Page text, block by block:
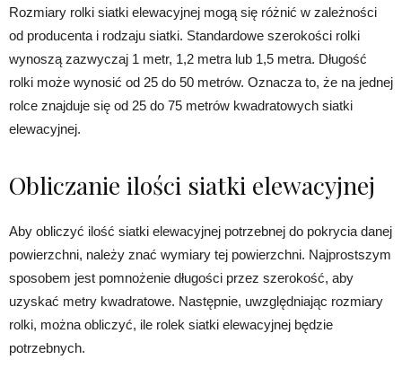
Rozmiary rolki siatki elewacyjnej mogą się różnić w zależności
od producenta i rodzaju siatki. Standardowe szerokości rolki
wynoszą zazwyczaj 1 metr, 1,2 metra lub 1,5 metra. Długość
rolki może wynosić od 25 do 50 metrów. Oznacza to, że na jednej
rolce znajduje się od 25 do 75 metrów kwadratowych siatki
elewacyjnej.
Obliczanie ilości siatki elewacyjnej
Aby obliczyć ilość siatki elewacyjnej potrzebnej do pokrycia danej
powierzchni, należy znać wymiary tej powierzchni. Najprostszym
sposobem jest pomnożenie długości przez szerokość, aby
uzyskać metry kwadratowe. Następnie, uwzględniając rozmiary
rolki, można obliczyć, ile rolek siatki elewacyjnej będzie
potrzebnych.